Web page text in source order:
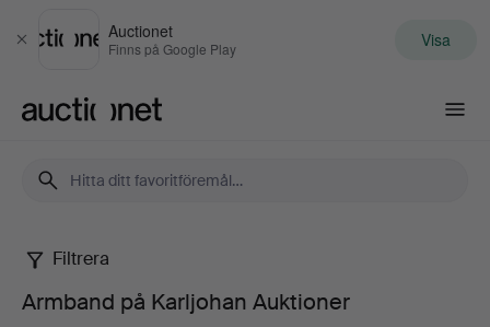
Stäng
Auctionet
Finns på Google Play Visa
Armband
Filtrera
Armband på Karljohan Auktioner